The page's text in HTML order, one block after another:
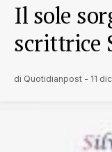
Il sole
scrittrice
di Quotidianpost - 11